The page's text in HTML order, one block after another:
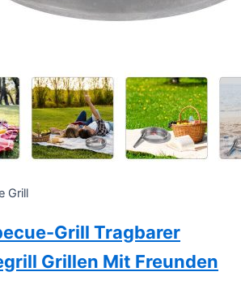
Grill
Grill Tragbarer
Grillen Mit Freunden